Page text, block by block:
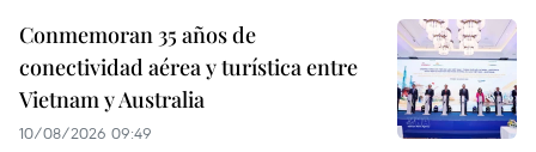
Conmemoran 35 años de
conectividad aérea y turística entre
Vietnam y Australia
10/08/2026 09:49